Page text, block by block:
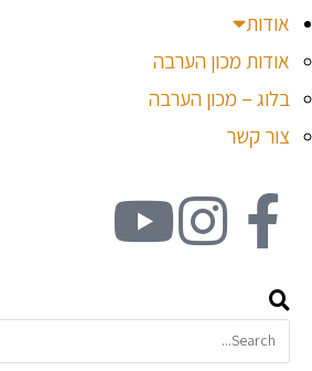
אודות
אודות מכון הערבה
בלוג – מכון הערבה
צור קשר